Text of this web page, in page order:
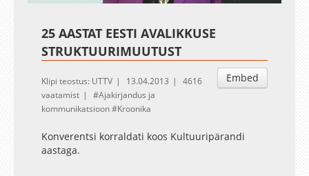
0.13%
25 AASTAT EESTI AVALIKKUSE
STRUKTUURIMUUTUST
Embed
Klipi teostus: UTTV 13.04.2013
4616
vaatamist
Ajakirjandus ja
kommunikatsioon
Kroonika
Konverentsi korraldati koos Kultuuripärandi
aastaga.